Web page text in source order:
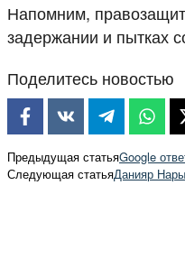
Напомним,
задержании и пытках
Поделитесь новостью
Предыдущая статьяGoogle
Следующая статьяДанияр